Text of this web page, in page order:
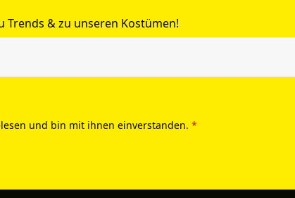
& zu unseren Kostümen!
und bin mit ihnen einverstanden. *